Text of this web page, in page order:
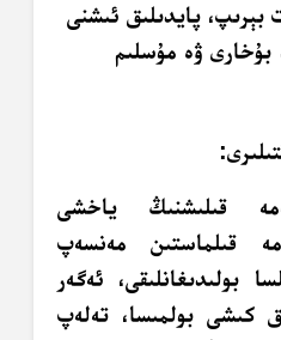
بېرىپ، پايدىلىق ئىشنى
ۋە مۇسلىم
قىلىشنىڭ ياخشى
قىلماستىن مەنسەپ
بولىدىغانلىقى، ئەگەر
كىشى بولمىسا، تەلەپ